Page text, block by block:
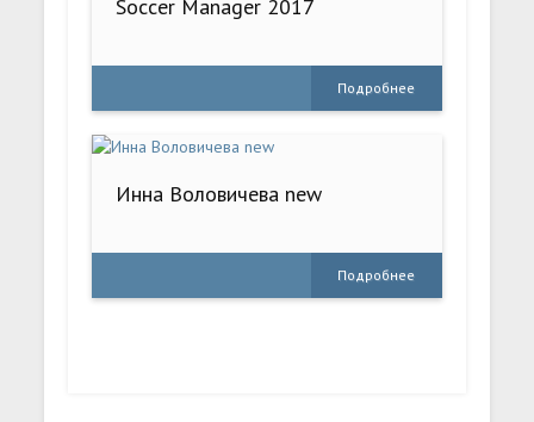
Soccer Manager 2017
Подробнее
Инна Воловичева new
Подробнее